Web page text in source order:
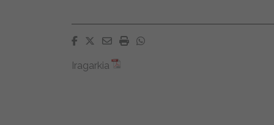
Facebook
Twitter
EmailImprimirWhatsapp
Iragarkia